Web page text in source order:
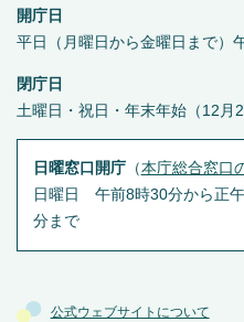
公式ウェブサイトについて
開庁日
平日（月曜日から金曜日まで）
閉庁日
土曜日・祝日・年末年始（12月
日曜窓口開庁（本庁総合窓口
日曜日 午前8時30分から正
分まで